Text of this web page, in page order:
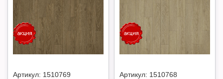
Артикул: 1510769 Артикул: 1510768